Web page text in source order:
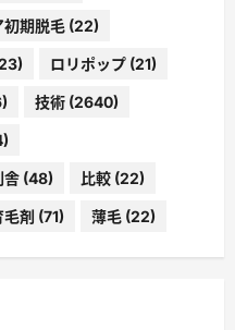
初期脱毛 (22)
ロリポップ (21)
技術 (2640)
舎 (48) 比較 (22)
毛剤 (71) 薄毛 (22)